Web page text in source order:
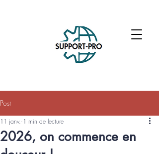
Post
2026, on commence en
11 janv. 1 min de lecture